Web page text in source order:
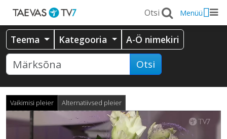
Menüü
Teema Kategooria A-Ö nimekiri
Otsi
Vaikimisi pleier Alternatiivsed pleier